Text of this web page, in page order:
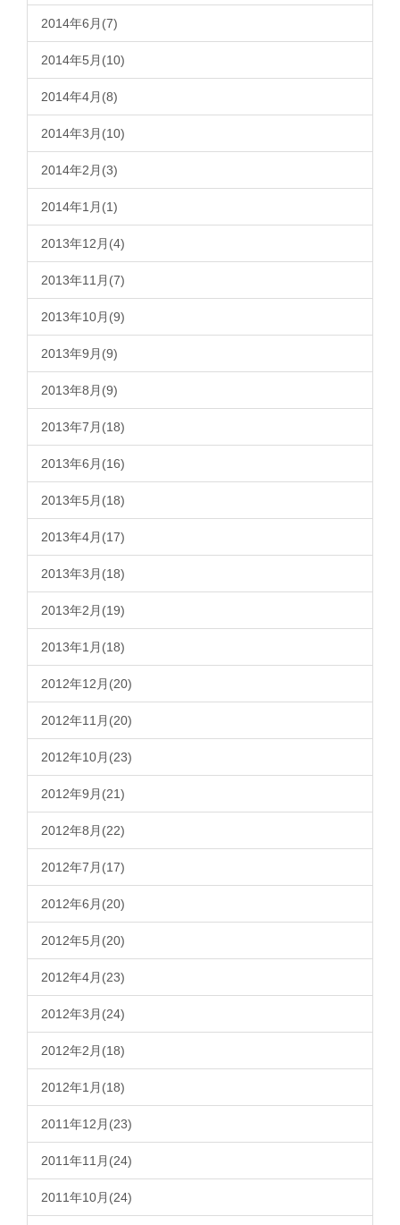
2014年6月(7)
2014年5月(10)
2014年4月(8)
2014年3月(10)
2014年2月(3)
2014年1月(1)
2013年12月(4)
2013年11月(7)
2013年10月(9)
2013年9月(9)
2013年8月(9)
2013年7月(18)
2013年6月(16)
2013年5月(18)
2013年4月(17)
2013年3月(18)
2013年2月(19)
2013年1月(18)
2012年12月(20)
2012年11月(20)
2012年10月(23)
2012年9月(21)
2012年8月(22)
2012年7月(17)
2012年6月(20)
2012年5月(20)
2012年4月(23)
2012年3月(24)
2012年2月(18)
2012年1月(18)
2011年12月(23)
2011年11月(24)
2011年10月(24)